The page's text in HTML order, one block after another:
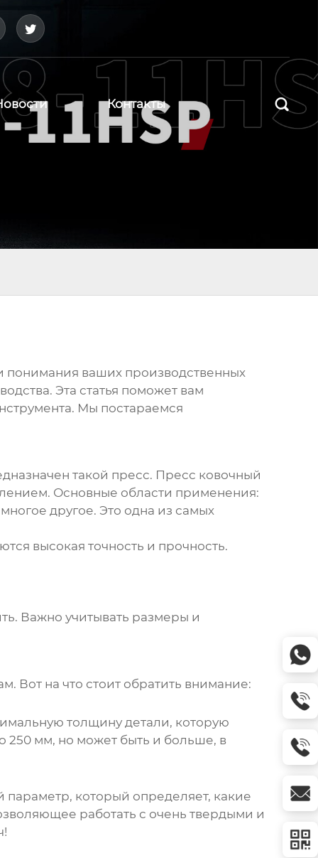

Контакты 
понимания ваших производственных
Эта статья поможет вам
Мы постараемся
такой пресс. Пресс ковочный
Основные области применения:
другое. Это одна из самых
высокая точность и прочность.
Важно учитывать размеры и
Вот на что стоит обратить внимание:
толщину детали, которую
250 мм, но может быть и больше, в
который определяет, какие
работать с очень твердыми и